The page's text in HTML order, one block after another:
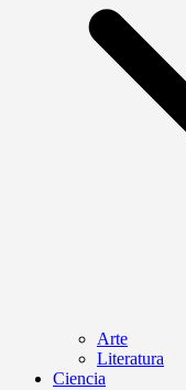
Arte
Literatura
Ciencia